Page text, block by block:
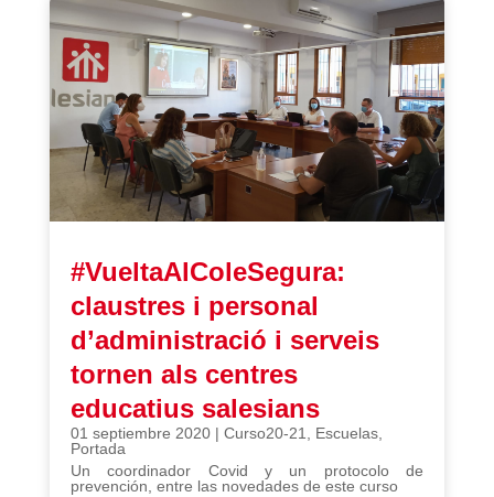
#VueltaAlColeSegura:
claustres i personal
d’administració i serveis
tornen als centres
educatius salesians
01 septiembre 2020| Curso20-21 Escuelas,
Portada
Un coordinador Covid y un protocolo de
prevención, entre las novedades de este curso